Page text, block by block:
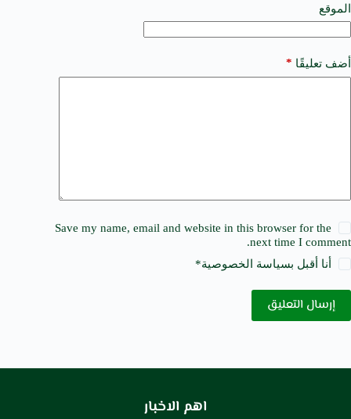
الموقع
أضف تعليقًا *
Save my name, email and website in this browser for the
next time I comment.
أنا أقبل بسياسة الخصوصية*
إرسال التعليق
e
:
اهم الاخبار